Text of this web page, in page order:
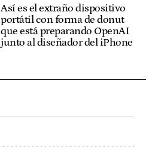
Así es el extraño dispositivo
portátil con forma de donut
que está preparando OpenAI
junto al diseñador del iPhone